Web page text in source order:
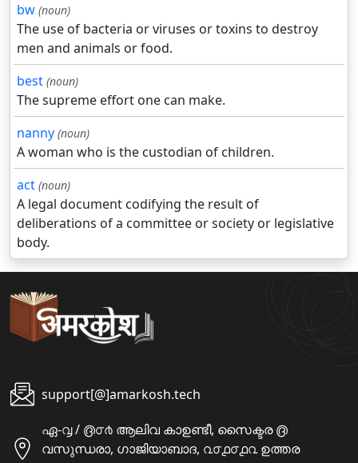
bw (noun)
The use of bacteria or viruses or toxins to destroy
men and animals or food.
best (noun)
The supreme effort one can make.
nanny (noun)
A woman who is the custodian of children.
act (noun)
A legal document codifying the result of
deliberations of a committee or society or legislative
body.
support[@]amarkosh.tech
ഏ-൮ / ൫൦൪ ആലിവ കാഉണ്ടീ, സൈക്ടര ൫
വസുന്ധരാ, ഗാജിയാബാദ, ൨൦൧൦൧൨ ഉത്തര